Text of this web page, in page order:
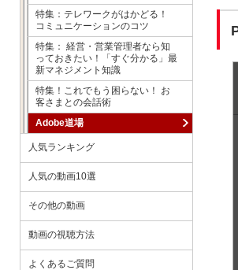
特集：テレワークがはかどる！
コミュニケーションのコツ
特集： 経営・営業管理者なら知
っておきたい！「すぐ分かる」最
新マネジメント知識
特集！これでもう困らない！ お
客さまとの会話術
Adobe道場
人気ランキング
人気の動画10選
その他の動画
動画の視聴方法
よくあるご質問